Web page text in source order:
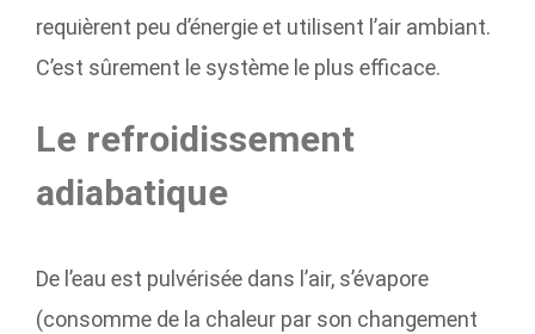
requièrent peu d’énergie et utilisent l’air ambiant.
C’est sûrement le système le plus efficace.
Le refroidissement
adiabatique
De l’eau est pulvérisée dans l’air, s’évapore
(consomme de la chaleur par son changement